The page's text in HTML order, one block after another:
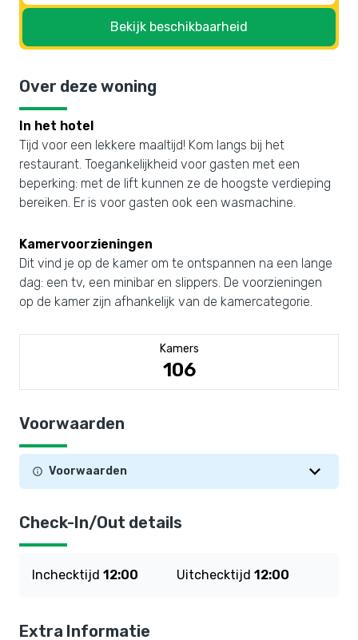
Bekijk beschikbaarheid
Over deze woning
In het hotel
Tijd voor een lekkere maaltijd! Kom langs bij het
restaurant. Toegankelijkheid voor gasten met een
beperking: met de lift kunnen ze de hoogste verdieping
bereiken. Er is voor gasten ook een wasmachine.
Kamervoorzieningen
Dit vind je op de kamer om te ontspannen na een lange
dag: een tv, een minibar en slippers. De voorzieningen
op de kamer zijn afhankelijk van de kamercategorie.
Kamers
106
Voorwaarden
Voorwaarden
Check-In/Out details
Inchecktijd 12:00 Uitchecktijd 12:00
Extra Informatie